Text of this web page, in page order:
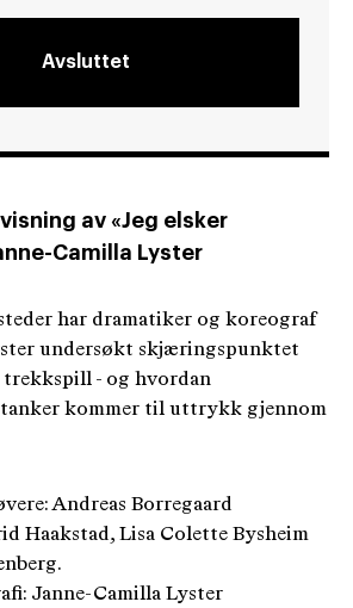
Avsluttet
av «Jeg elsker
Camilla Lyster
har dramatiker og koreograf
undersøkt skjæringspunktet
trekkspill - og hvordan
kommer til uttrykk gjennom
Andreas Borregaard
Haakstad, Lisa Colette Bysheim
Janne-Camilla Lyster